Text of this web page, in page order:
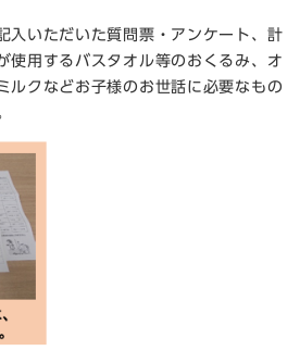
入いただいた質問票・アンケート、計
使用するバスタオル等のおくるみ、オ
ルクなどお子様のお世話に必要なもの